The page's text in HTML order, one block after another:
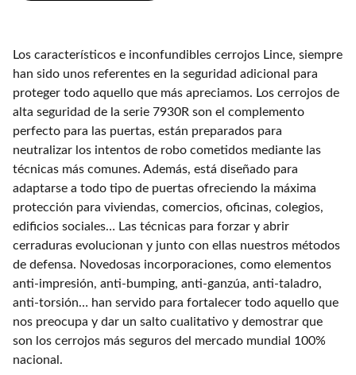
Los característicos e inconfundibles cerrojos Lince, siempre
han sido unos referentes en la seguridad adicional para
proteger todo aquello que más apreciamos. Los cerrojos de
alta seguridad de la serie 7930R son el complemento
perfecto para las puertas, están preparados para
neutralizar los intentos de robo cometidos mediante las
técnicas más comunes. Además, está diseñado para
adaptarse a todo tipo de puertas ofreciendo la máxima
protección para viviendas, comercios, oficinas, colegios,
edificios sociales… Las técnicas para forzar y abrir
cerraduras evolucionan y junto con ellas nuestros métodos
de defensa. Novedosas incorporaciones, como elementos
anti-impresión, anti-bumping, anti-ganzúa, anti-taladro,
anti-torsión… han servido para fortalecer todo aquello que
nos preocupa y dar un salto cualitativo y demostrar que
son los cerrojos más seguros del mercado mundial 100%
nacional.